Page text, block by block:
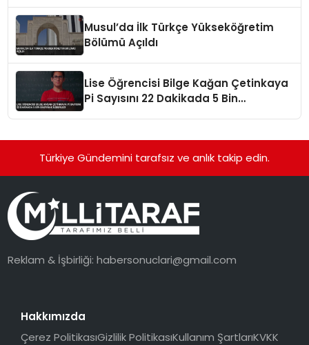
Musul’da İlk Türkçe Yükseköğretim
Bölümü Açıldı
Lise Öğrencisi Bilge Kağan Çetinkaya
Pi Sayısını 22 Dakikada 5 Bin
Türkiye Gündemini tarafsız ve anlık takip edin.
Reklam & İşbirliği:habersonuclari@gmail.com
Hakkımızda
Çerez PolitikasıGizlilik PolitikasıKullanım ŞartlarıKVKK